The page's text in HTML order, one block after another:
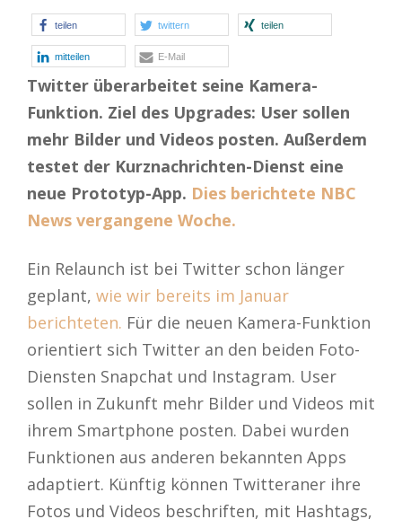
teilen twittern teilen
mitteilen E-Mail
Twitter überarbeitet seine Kamera-
Funktion. Ziel des Upgrades: User sollen
mehr Bilder und Videos posten. Außerdem
testet der Kurznachrichten-Dienst eine
neue Prototyp-App. Dies berichtete NBC
News vergangene Woche.
Ein Relaunch ist bei Twitter schon länger
geplant, wie wir bereits im Januar
berichteten. Für die neuen Kamera-Funktion
orientiert sich Twitter an den beiden Foto-
Diensten Snapchat und Instagram. User
sollen in Zukunft mehr Bilder und Videos mit
ihrem Smartphone posten. Dabei wurden
Funktionen aus anderen bekannten Apps
adaptiert. Künftig können Twitteraner ihre
Fotos und Videos beschriften, mit Hashtags,